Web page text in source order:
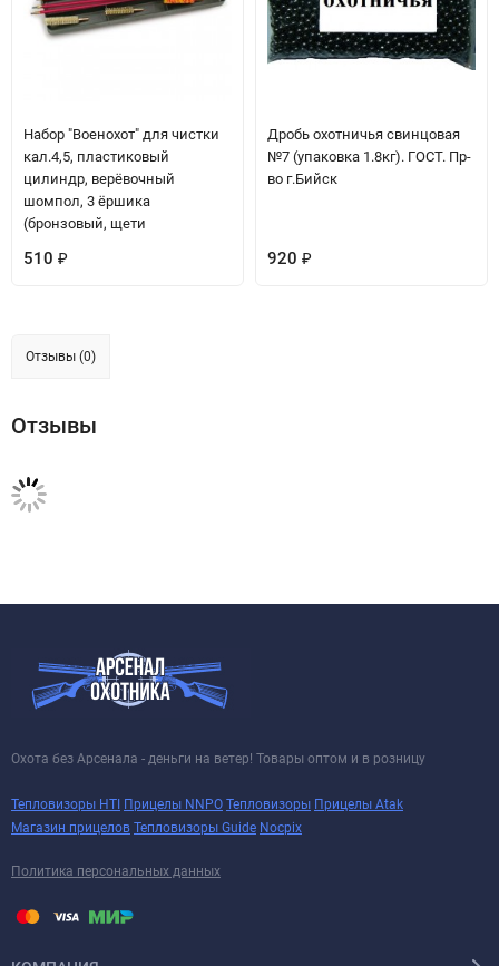
Набор "Военохот" для чистки
кал.4,5, пластиковый
цилиндр, верёвочный
шомпол, 3 ёршика
(бронзовый, щети
510 ₽
Дробь охотничья свинцовая
№7 (упаковка 1.8кг). ГОСТ. Пр-
во г.Бийск
920 ₽
Отзывы (0)
Отзывы
Охота без Арсенала - деньги на ветер! Товары оптом и в розницу
Тепловизоры HTI Прицелы NNPO Тепловизоры Прицелы Atak
Магазин прицелов Тепловизоры Guide Nocpix
Политика персональных данных